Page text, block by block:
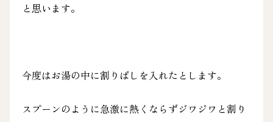
と思います。
今度はお湯の中に割りばしを入れたとします。
スプーンのように急激に熱くならずジワジワと割り